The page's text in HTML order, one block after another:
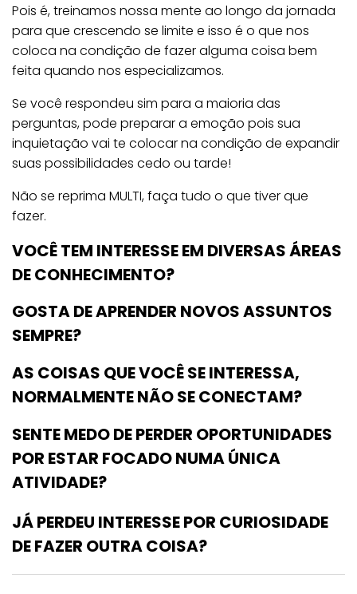
Pois é, treinamos nossa mente ao longo da jornada
para que crescendo se limite e isso é o que nos
coloca na condição de fazer alguma coisa bem
feita quando nos especializamos.
Se você respondeu sim para a maioria das
perguntas, pode preparar a emoção pois sua
inquietação vai te colocar na condição de expandir
suas possibilidades cedo ou tarde!
Não se reprima MULTI, faça tudo o que tiver que
fazer.
VOCÊ TEM INTERESSE EM DIVERSAS ÁREAS
DE CONHECIMENTO?
GOSTA DE APRENDER NOVOS ASSUNTOS
SEMPRE?
AS COISAS QUE VOCÊ SE INTERESSA,
NORMALMENTE NÃO SE CONECTAM?
SENTE MEDO DE PERDER OPORTUNIDADES
POR ESTAR FOCADO NUMA ÚNICA
ATIVIDADE?
JÁ PERDEU INTERESSE POR CURIOSIDADE
DE FAZER OUTRA COISA?